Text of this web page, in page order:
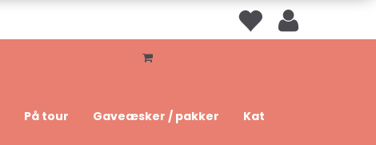
På tour Gaveæsker / pakker Kat